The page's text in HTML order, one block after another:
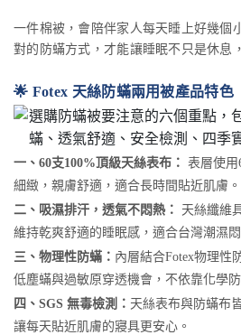
一件棉被，會陪伴家人每天睡上好幾個
對的防蟎方式，才能讓睡眠不只是休息
🌟 Fotex 天絲防蟎兩用被產品特色
一、60支100%頂級天絲表布： 表層使用
細緻，親膚舒適，適合長時間貼近肌膚。
二、吸濕排汗，透氣不悶熱：
天絲纖維
維持乾爽舒適的睡眠感，適合台灣潮濕悶
三、物理性防蟎： 內層結合Fotex物理性
低塵蟎與過敏原穿透機會，不依靠化學防
四、SGS 無毒檢測： 天絲表布與防蟎布
讓每天貼近肌膚的寢具更安心。